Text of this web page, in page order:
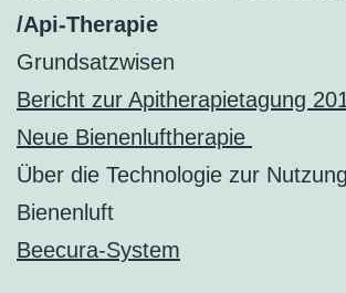
/Api-Therapie
Grundsatzwisen
Bericht zur Apitherapietagung
Neue Bienenluftherapie
Über die Technologie zur
Bienenluft
Beecura-System